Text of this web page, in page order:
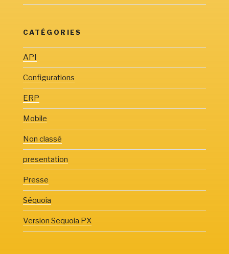
CATÉGORIES
API
Configurations
ERP
Mobile
Non classé
presentation
Presse
Séquoia
Version Sequoia PX